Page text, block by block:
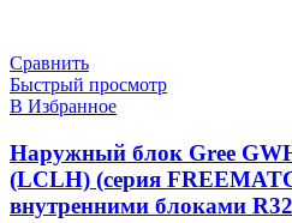
Сравнить
Быстрый просмотр
В Избранное
Наружный блок Gree
(LCLH) (серия
внутренними блоками